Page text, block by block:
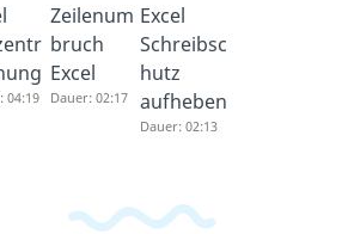
04:19
Zeilenum
bruch
Excel
Dauer: 02:17
Excel
Schreibsc
hutz
aufheben
Dauer: 02:13